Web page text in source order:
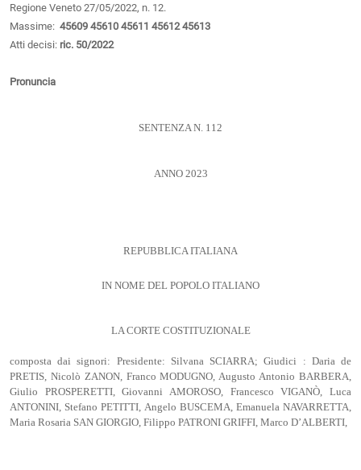
Regione Veneto 27/05/2022, n. 12.
Massime: 45609 45610 45611 45612 45613
Atti decisi: ric. 50/2022
Pronuncia
SENTENZA N. 112
ANNO 2023
REPUBBLICA ITALIANA
IN NOME DEL POPOLO ITALIANO
LA CORTE COSTITUZIONALE
composta dai signori: Presidente: Silvana SCIARRA; Giudici : Daria de
PRETIS, Nicolò ZANON, Franco MODUGNO, Augusto Antonio BARBERA,
Giulio PROSPERETTI, Giovanni AMOROSO, Francesco VIGANÒ, Luca
ANTONINI, Stefano PETITTI, Angelo BUSCEMA, Emanuela NAVARRETTA,
Maria Rosaria SAN GIORGIO, Filippo PATRONI GRIFFI, Marco D’ALBERTI,